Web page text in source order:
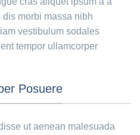
morbi massa nibh
vestibulum sodales
tempor ullamcorper
Posuere
ut aenean malesuada